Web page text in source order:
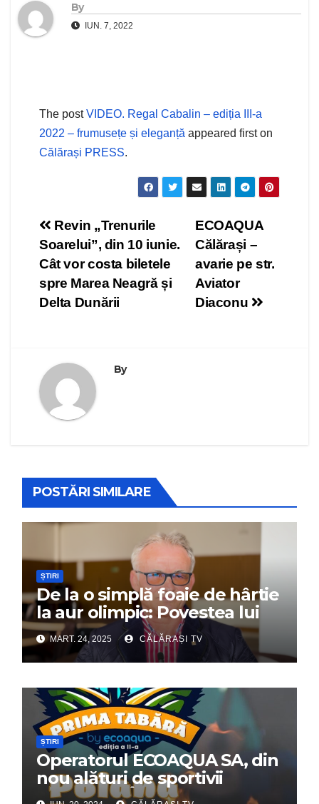
By
IUN. 7, 2022
The postVIDEO. Regal Cabalin – ediția III-a
2022 – frumusețe și eleganță appeared first on
Călărași PRESS.
Navigare
în
articole
ECOAQUA
Călărași –
avarie pe str.
Aviator
Diaconu
Revin „Trenurile
Soarelui”, din 10 iunie.
Cât vor costa biletele
spre Marea Neagră și
Delta Dunării
By
POSTĂRI SIMILARE
ȘTIRI
De la o simplă foaie de hârtie
la aur olimpic: Povestea lui
Dumitru Chirilă
MART. 24, 2025 CĂLĂRAȘI TV
ȘTIRI
Operatorul ECOAQUA SA, din
nou alături de sportivii
călărășeni. Începe „Prima